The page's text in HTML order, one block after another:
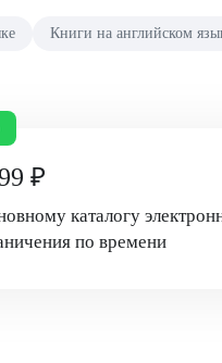
Книги на английском
₽
каталогу
по времени